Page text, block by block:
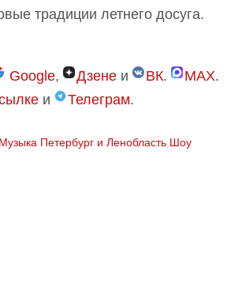
традиции летнего досуга.
Google, Дзене и ВК. MAX.
и Телеграм.
Музыка Петербург и Ленобласть Шоу